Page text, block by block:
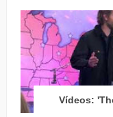
Vídeos: